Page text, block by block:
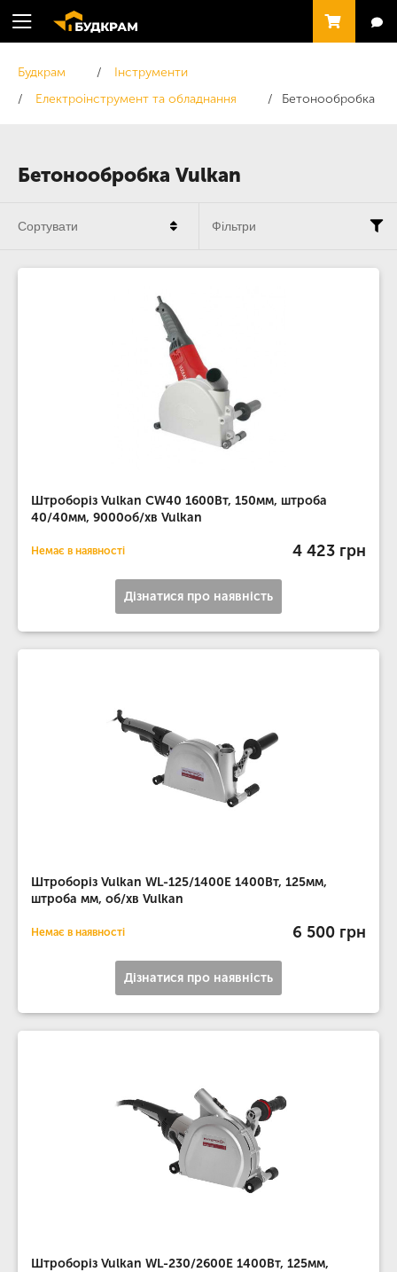
Бетонообробка Vulkan
Будкрам
Інструменти
Електроінструмент та обладнання
Бетонообробка
Штроборіз Vulkan CW40 1600Вт, 150мм, штроба
40/40мм, 9000об/хв Vulkan
Немає в наявності 4 423 грн
Дізнатися про наявність
Штроборіз Vulkan WL-125/1400E 1400Вт, 125мм,
штроба мм, об/хв Vulkan
Немає в наявності 6 500 грн
Дізнатися про наявність
Штроборіз Vulkan WL-230/2600E 1400Вт, 125мм,
Сортувати Фільтри